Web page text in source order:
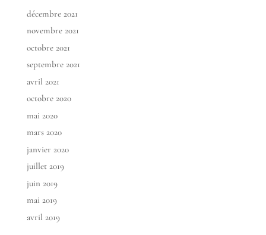
décembre 2021
novembre 2021
octobre 2021
septembre 2021
avril 2021
octobre 2020
mai 2020
mars 2020
janvier 2020
juillet 2019
juin 2019
mai 2019
avril 2019